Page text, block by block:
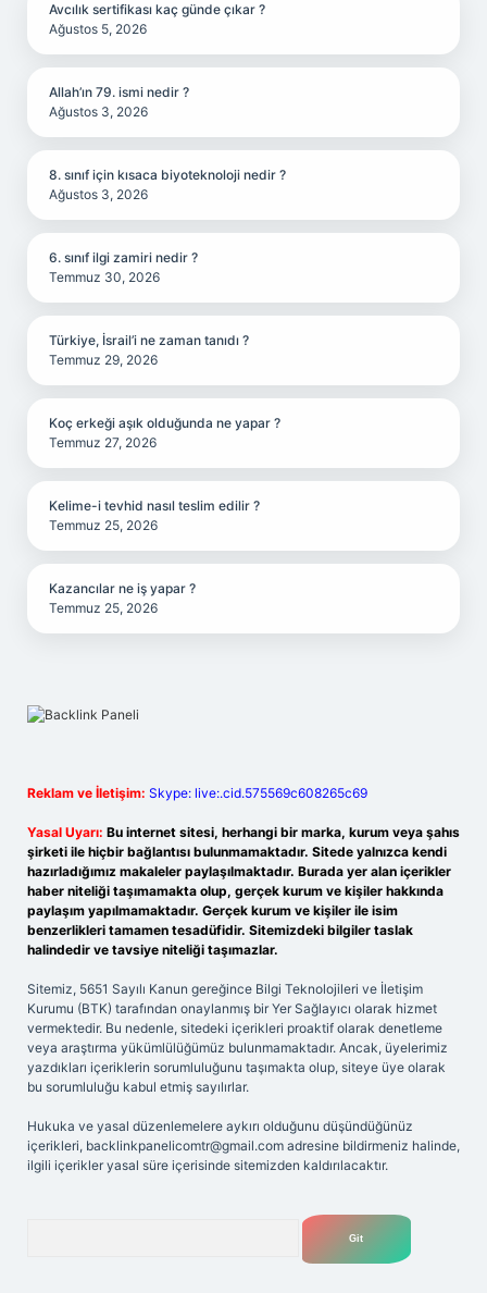
Avcılık sertifikası kaç günde çıkar ?
Ağustos 5, 2026
Allah’ın 79. ismi nedir ?
Ağustos 3, 2026
8. sınıf için kısaca biyoteknoloji nedir ?
Ağustos 3, 2026
6. sınıf ilgi zamiri nedir ?
Temmuz 30, 2026
Türkiye, İsrail’i ne zaman tanıdı ?
Temmuz 29, 2026
Koç erkeği aşık olduğunda ne yapar ?
Temmuz 27, 2026
Kelime-i tevhid nasıl teslim edilir ?
Temmuz 25, 2026
Kazancılar ne iş yapar ?
Temmuz 25, 2026
Reklam ve İletişim: Skype: live:.cid.575569c608265c69
Yasal Uyarı: Bu internet sitesi, herhangi bir marka, kurum veya şahıs
şirketi ile hiçbir bağlantısı bulunmamaktadır. Sitede yalnızca kendi
hazırladığımız makaleler paylaşılmaktadır. Burada yer alan içerikler
haber niteliği taşımamakta olup, gerçek kurum ve kişiler hakkında
paylaşım yapılmamaktadır. Gerçek kurum ve kişiler ile isim
benzerlikleri tamamen tesadüfidir. Sitemizdeki bilgiler taslak
halindedir ve tavsiye niteliği taşımazlar.
Sitemiz, 5651 Sayılı Kanun gereğince Bilgi Teknolojileri ve İletişim
Kurumu (BTK) tarafından onaylanmış bir Yer Sağlayıcı olarak hizmet
vermektedir. Bu nedenle, sitedeki içerikleri proaktif olarak denetleme
veya araştırma yükümlülüğümüz bulunmamaktadır. Ancak, üyelerimiz
yazdıkları içeriklerin sorumluluğunu taşımakta olup, siteye üye olarak
bu sorumluluğu kabul etmiş sayılırlar.
Hukuka ve yasal düzenlemelere aykırı olduğunu düşündüğünüz
içerikleri, backlinkpanelicomtr@gmail.com adresine bildirmeniz halinde,
ilgili içerikler yasal süre içerisinde sitemizden kaldırılacaktır.